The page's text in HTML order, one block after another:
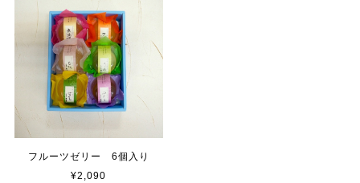
フルーツゼリー 6個入り
¥2,090